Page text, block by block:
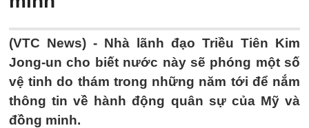
(VTC News) - Nhà lãnh đạo Triều Tiên Kim
Jong-un cho biết nước này sẽ phóng một số
vệ tinh do thám trong những năm tới để nắm
thông tin về hành động quân sự của Mỹ và
đồng minh.